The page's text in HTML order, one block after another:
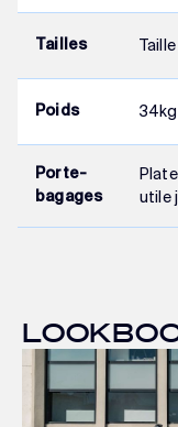
Tailles
Poids 34kg
Porte-
bagages
utile